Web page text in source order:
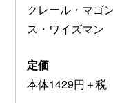
クレール・マゴ
ス・ワイズマン
定価
本体1429円＋税